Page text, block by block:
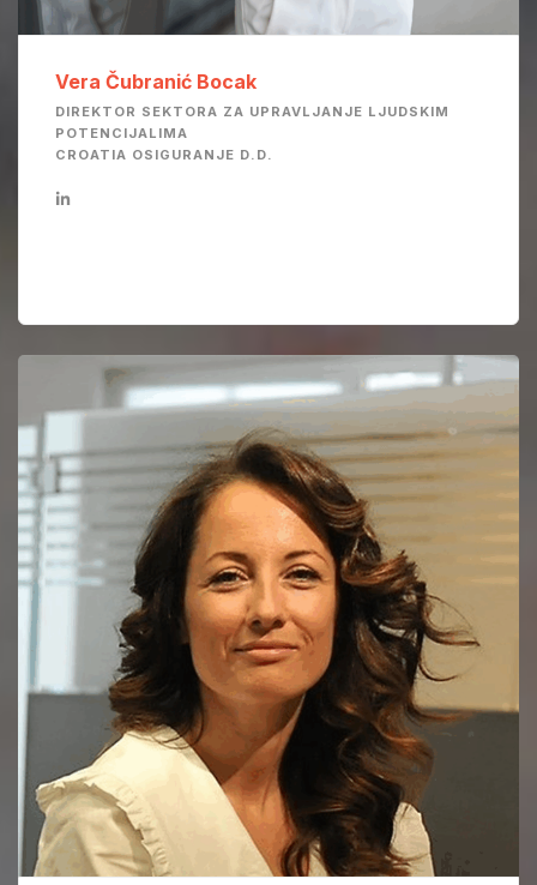
Vera Čubranić Bocak
DIREKTOR SEKTORA ZA UPRAVLJANJE LJUDSKIM
POTENCIJALIMA
CROATIA OSIGURANJE D.D.